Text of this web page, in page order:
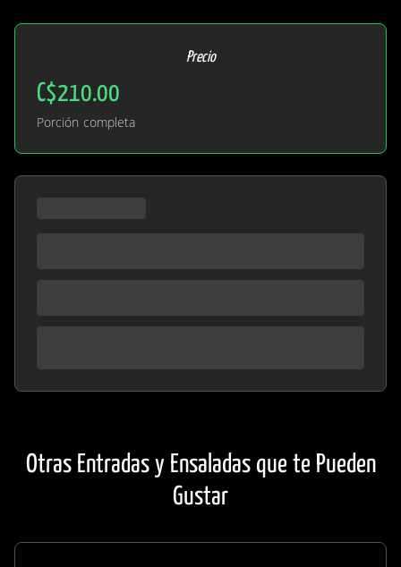
Precio
C$210.00
Porción completa
Otras Entradas y Ensaladas que te Pueden
Gustar